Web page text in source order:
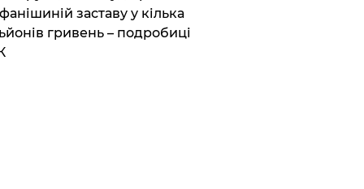
заставу у кілька
гривень – подробиці